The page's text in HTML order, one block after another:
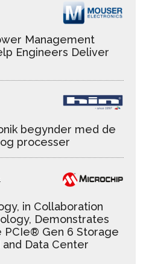
Management
Engineers Deliver
begynder med de
processer
in Collaboration
Demonstrates
PCIe® Gen 6 Storage
Data Center